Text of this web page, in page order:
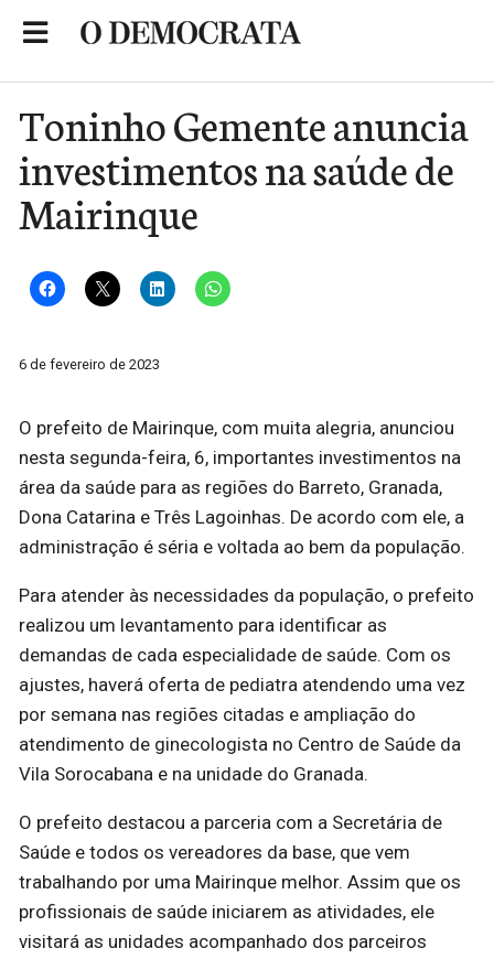
Toninho Gemente anuncia
investimentos na saúde de
Mairinque
6 de fevereiro de 2023
O prefeito de Mairinque, com muita alegria, anunciou
nesta segunda-feira, 6, importantes investimentos na
área da saúde para as regiões do Barreto, Granada,
Dona Catarina e Três Lagoinhas. De acordo com ele, a
administração é séria e voltada ao bem da população.
Para atender às necessidades da população, o prefeito
realizou um levantamento para identificar as
demandas de cada especialidade de saúde. Com os
ajustes, haverá oferta de pediatra atendendo uma vez
por semana nas regiões citadas e ampliação do
atendimento de ginecologista no Centro de Saúde da
Vila Sorocabana e na unidade do Granada.
O prefeito destacou a parceria com a Secretária de
Saúde e todos os vereadores da base, que vem
trabalhando por uma Mairinque melhor. Assim que os
profissionais de saúde iniciarem as atividades, ele
visitará as unidades acompanhado dos parceiros